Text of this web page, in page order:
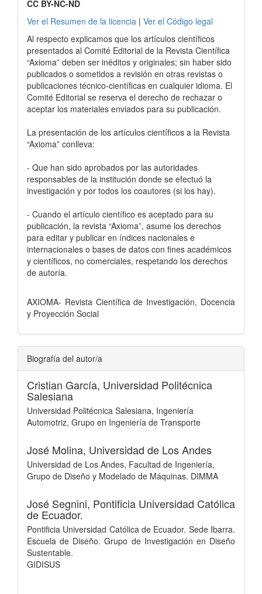
CC BY-NC-ND
Ver el Resumen de la licencia | Ver el Código legal
Al respecto explicamos que los artículos científicos
presentados al Comité Editorial de la Revista Científica
“Axioma” deben ser inéditos y originales; sin haber sido
publicados o sometidos a revisión en otras revistas o
publicaciones técnico-científicas en cualquier idioma. El
Comité Editorial se reserva el derecho de rechazar o
aceptar los materiales enviados para su publicación.
La presentación de los artículos científicos a la Revista
“Axioma” conlleva:
- Que han sido aprobados por las autoridades
responsables de la institución donde se efectuó la
investigación y por todos los coautores (si los hay).
- Cuando el artículo científico es aceptado para su
publicación, la revista “Axioma”, asume los derechos
para editar y publicar en índices nacionales e
internacionales o bases de datos con fines académicos
y científicos, no comerciales, respetando los derechos
de autoría.
AXIOMA- Revista Científica de Investigación, Docencia
y Proyección Social
Biografía del autor/a
Cristian García, Universidad Politécnica
Salesiana
Universidad Politécnica Salesiana, Ingeniería
Automotriz, Grupo en Ingeniería de Transporte
José Molina, Universidad de Los Andes
Universidad de Los Andes, Facultad de Ingeniería,
Grupo de Diseño y Modelado de Máquinas. DIMMA
José Segnini, Pontificia Universidad Católica
de Ecuador.
Pontificia Universidad Católica de Ecuador. Sede Ibarra.
Escuela de Diseño. Grupo de Investigación en Diseño
Sustentable.
GIDISUS